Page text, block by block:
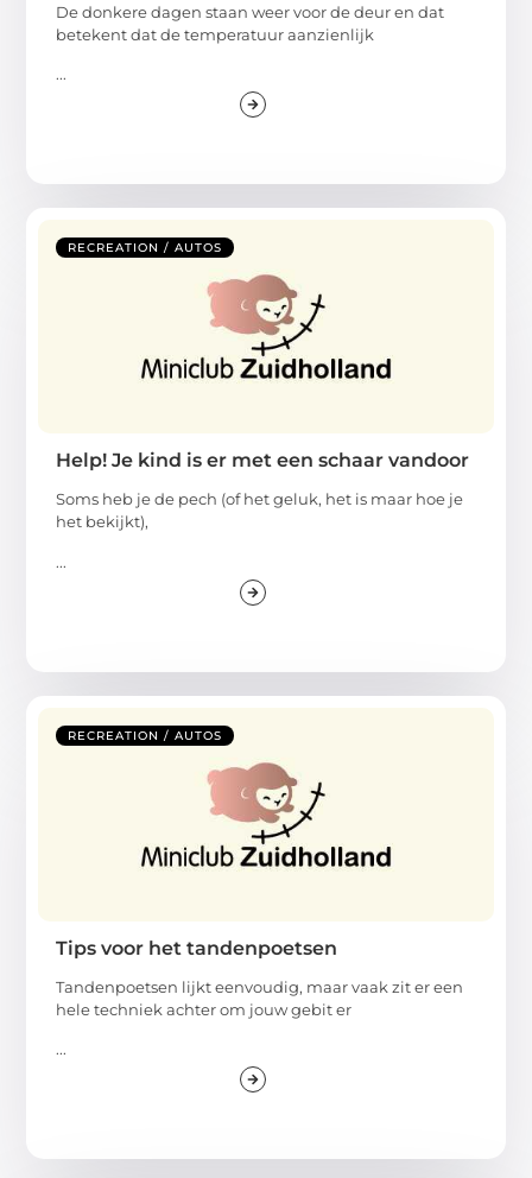
De donkere dagen staan weer voor de deur en dat
betekent dat de temperatuur aanzienlijk
...
RECREATION / AUTOS
Help! Je kind is er met een schaar vandoor
Soms heb je de pech (of het geluk, het is maar hoe je
het bekijkt),
...
RECREATION / AUTOS
Tips voor het tandenpoetsen
Tandenpoetsen lijkt eenvoudig, maar vaak zit er een
hele techniek achter om jouw gebit er
...